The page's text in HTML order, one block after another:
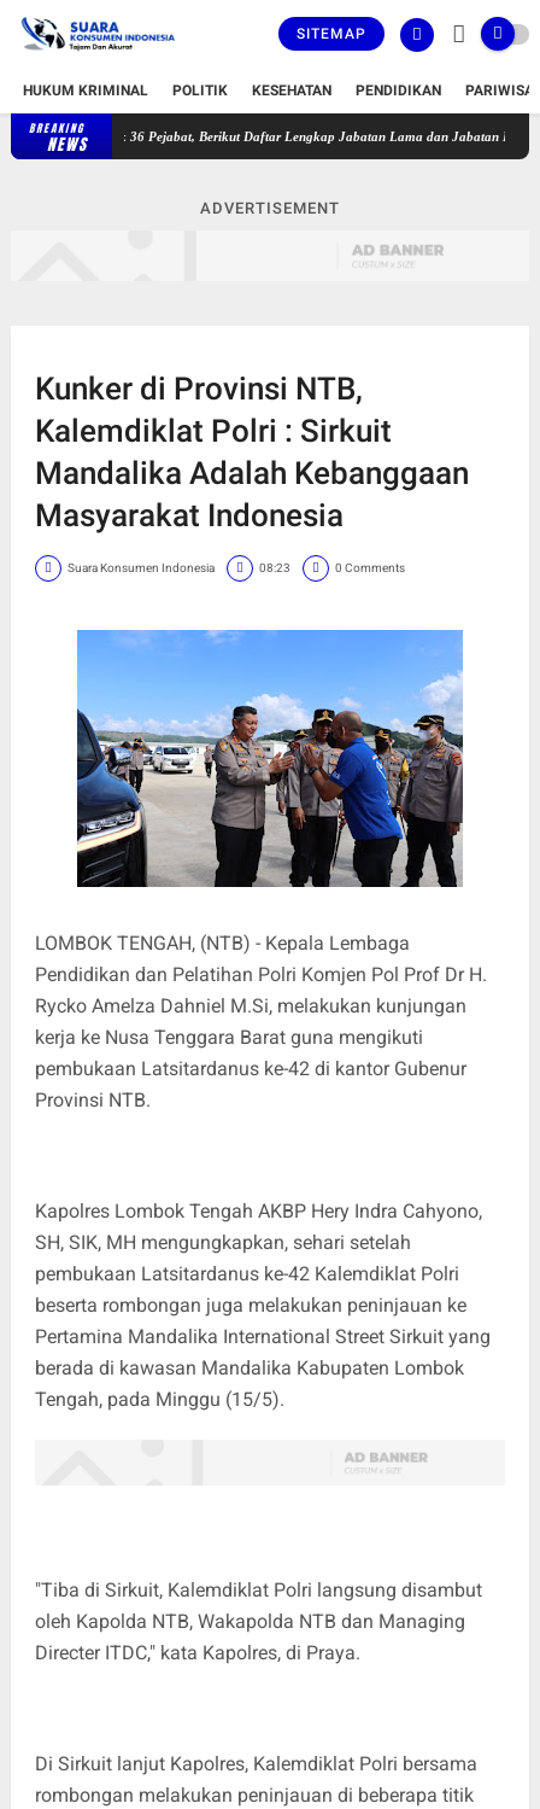
SITEMAP
HUKUM KRIMINAL POLITIK KESEHATAN PENDIDIKAN
BREAKING
NEWS
Timur Lantik 36 Pejabat, Berikut Daftar Lengkap Jabatan Lama dan Jabatan Baru
ADVERTISEMENT
Kunker di Provinsi NTB,
Kalemdiklat Polri : Sirkuit
Mandalika Adalah Kebanggaan
Masyarakat Indonesia
Suara Konsumen Indonesia 08:23 0 Comments
LOMBOK TENGAH, (NTB) - Kepala Lembaga
Pendidikan dan Pelatihan Polri Komjen Pol Prof Dr H.
Rycko Amelza Dahniel M.Si, melakukan kunjungan
kerja ke Nusa Tenggara Barat guna mengikuti
pembukaan Latsitardanus ke-42 di kantor Gubenur
Provinsi NTB.
Kapolres Lombok Tengah AKBP Hery Indra Cahyono,
SH, SIK, MH mengungkapkan, sehari setelah
pembukaan Latsitardanus ke-42 Kalemdiklat Polri
beserta rombongan juga melakukan peninjauan ke
Pertamina Mandalika International Street Sirkuit yang
berada di kawasan Mandalika Kabupaten Lombok
Tengah, pada Minggu (15/5).
"Tiba di Sirkuit, Kalemdiklat Polri langsung disambut
oleh Kapolda NTB, Wakapolda NTB dan Managing
Directer ITDC," kata Kapolres, di Praya.
Di Sirkuit lanjut Kapolres, Kalemdiklat Polri bersama
rombongan melakukan peninjauan di beberapa titik